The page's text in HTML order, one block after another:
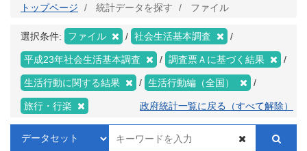
トップページ 統計データを探す ファイル
選択条件: ファイル 社会生活基本調査
平成23年社会生活基本調査 調査票Ａに基づく結果
生活行動に関する結果 生活行動編（全国）
旅行・行楽 政府統計一覧に戻る（すべて解除）